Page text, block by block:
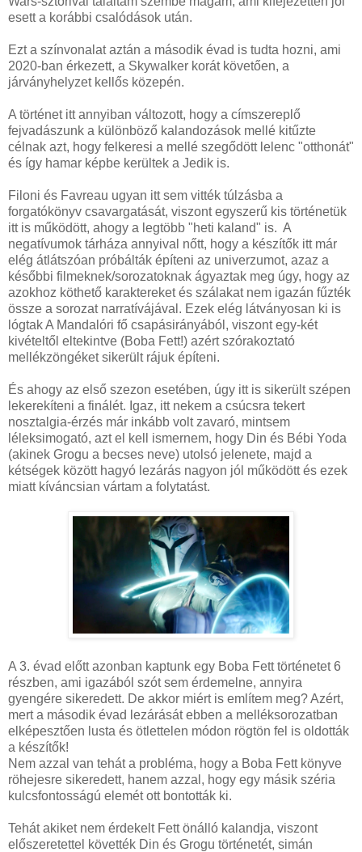
esett a korábbi csalódások után.
Ezt a színvonalat aztán a második évad is tudta hozni, ami
2020-ban érkezett, a Skywalker korát követően, a
járványhelyzet kellős közepén.
A történet itt annyiban változott, hogy a címszereplő
fejvadászunk a különböző kalandozások mellé kitűzte
célnak azt, hogy felkeresi a mellé szegődött lelenc "otthonát"
és így hamar képbe kerültek a Jedik is.
Filoni és Favreau ugyan itt sem vitték túlzásba a
forgatókönyv csavargatását, viszont egyszerű kis történetük
itt is működött, ahogy a legtöbb "heti kaland" is. A
negatívumok tárháza annyival nőtt, hogy a készítők itt már
elég átlátszóan próbálták építeni az univerzumot, azaz a
későbbi filmeknek/sorozatoknak ágyaztak meg úgy, hogy az
azokhoz köthető karaktereket és szálakat nem igazán fűzték
össze a sorozat narratívájával. Ezek elég látványosan ki is
lógtak A Mandalóri fő csapásirányából, viszont egy-két
kivételtől eltekintve (Boba Fett!) azért szórakoztató
mellékzöngéket sikerült rájuk építeni.
És ahogy az első szezon esetében, úgy itt is sikerült szépen
lekerekíteni a finálét. Igaz, itt nekem a csúcsra tekert
nosztalgia-érzés már inkább volt zavaró, mintsem
léleksimogató, azt el kell ismernem, hogy Din és Bébi Yoda
(akinek Grogu a becses neve) utolsó jelenete, majd a
kétségek között hagyó lezárás nagyon jól működött és ezek
miatt kíváncsian vártam a folytatást.
A 3. évad előtt azonban kaptunk egy Boba Fett történetet 6
részben, ami igazából szót sem érdemelne, annyira
gyengére sikeredett. De akkor miért is említem meg? Azért,
mert a második évad lezárását ebben a melléksorozatban
elképesztően lusta és ötlettelen módon rögtön fel is oldották
a készítők!
Nem azzal van tehát a probléma, hogy a Boba Fett könyve
röhejesre sikeredett, hanem azzal, hogy egy másik széria
kulcsfontosságú elemét ott bontották ki.
Tehát akiket nem érdekelt Fett önálló kalandja, viszont
előszeretettel követték Din és Grogu történetét, simán